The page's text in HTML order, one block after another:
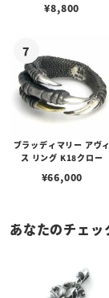
¥8,800
ブラッディマリー アヴィ
ス リング K18クロー
¥66,000
あなたのチェッ